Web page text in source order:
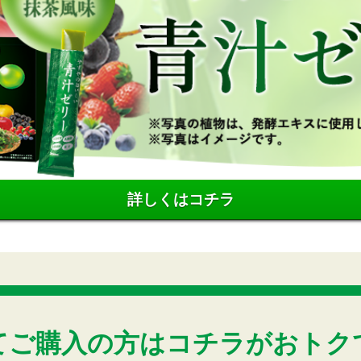
詳しくはコチラ
ご購入の方はコチラがおトク